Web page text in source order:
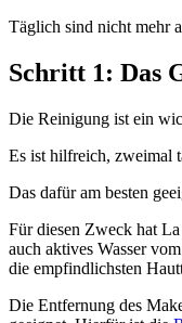
Täglich sind nicht mehr
Schritt 1: Das
Die Reinigung ist ein
Es ist hilfreich, zweimal
Das dafür am besten
Für diesen Zweck hat La
auch aktives Wasser
die empfindlichsten
Die Entfernung des